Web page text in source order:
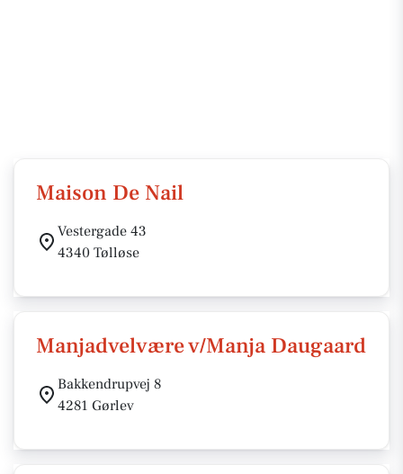
Maison De Nail
Vestergade 43
4340 Tølløse
Manjadvelvære v/Manja Daugaard
Bakkendrupvej 8
4281 Gørlev